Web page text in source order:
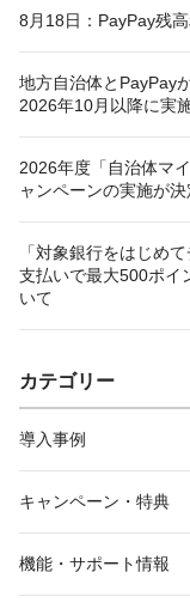
8月18日：PayPay残
地方自治体とPayPay
2026年10月以降に実
2026年度「自治体マ
ャンペーンの実施が決
「対象銀行をはじめ
支払いで最大500ポイ
いて
カテゴリー
導入事例
キャンペーン・特典
機能・サポート情報